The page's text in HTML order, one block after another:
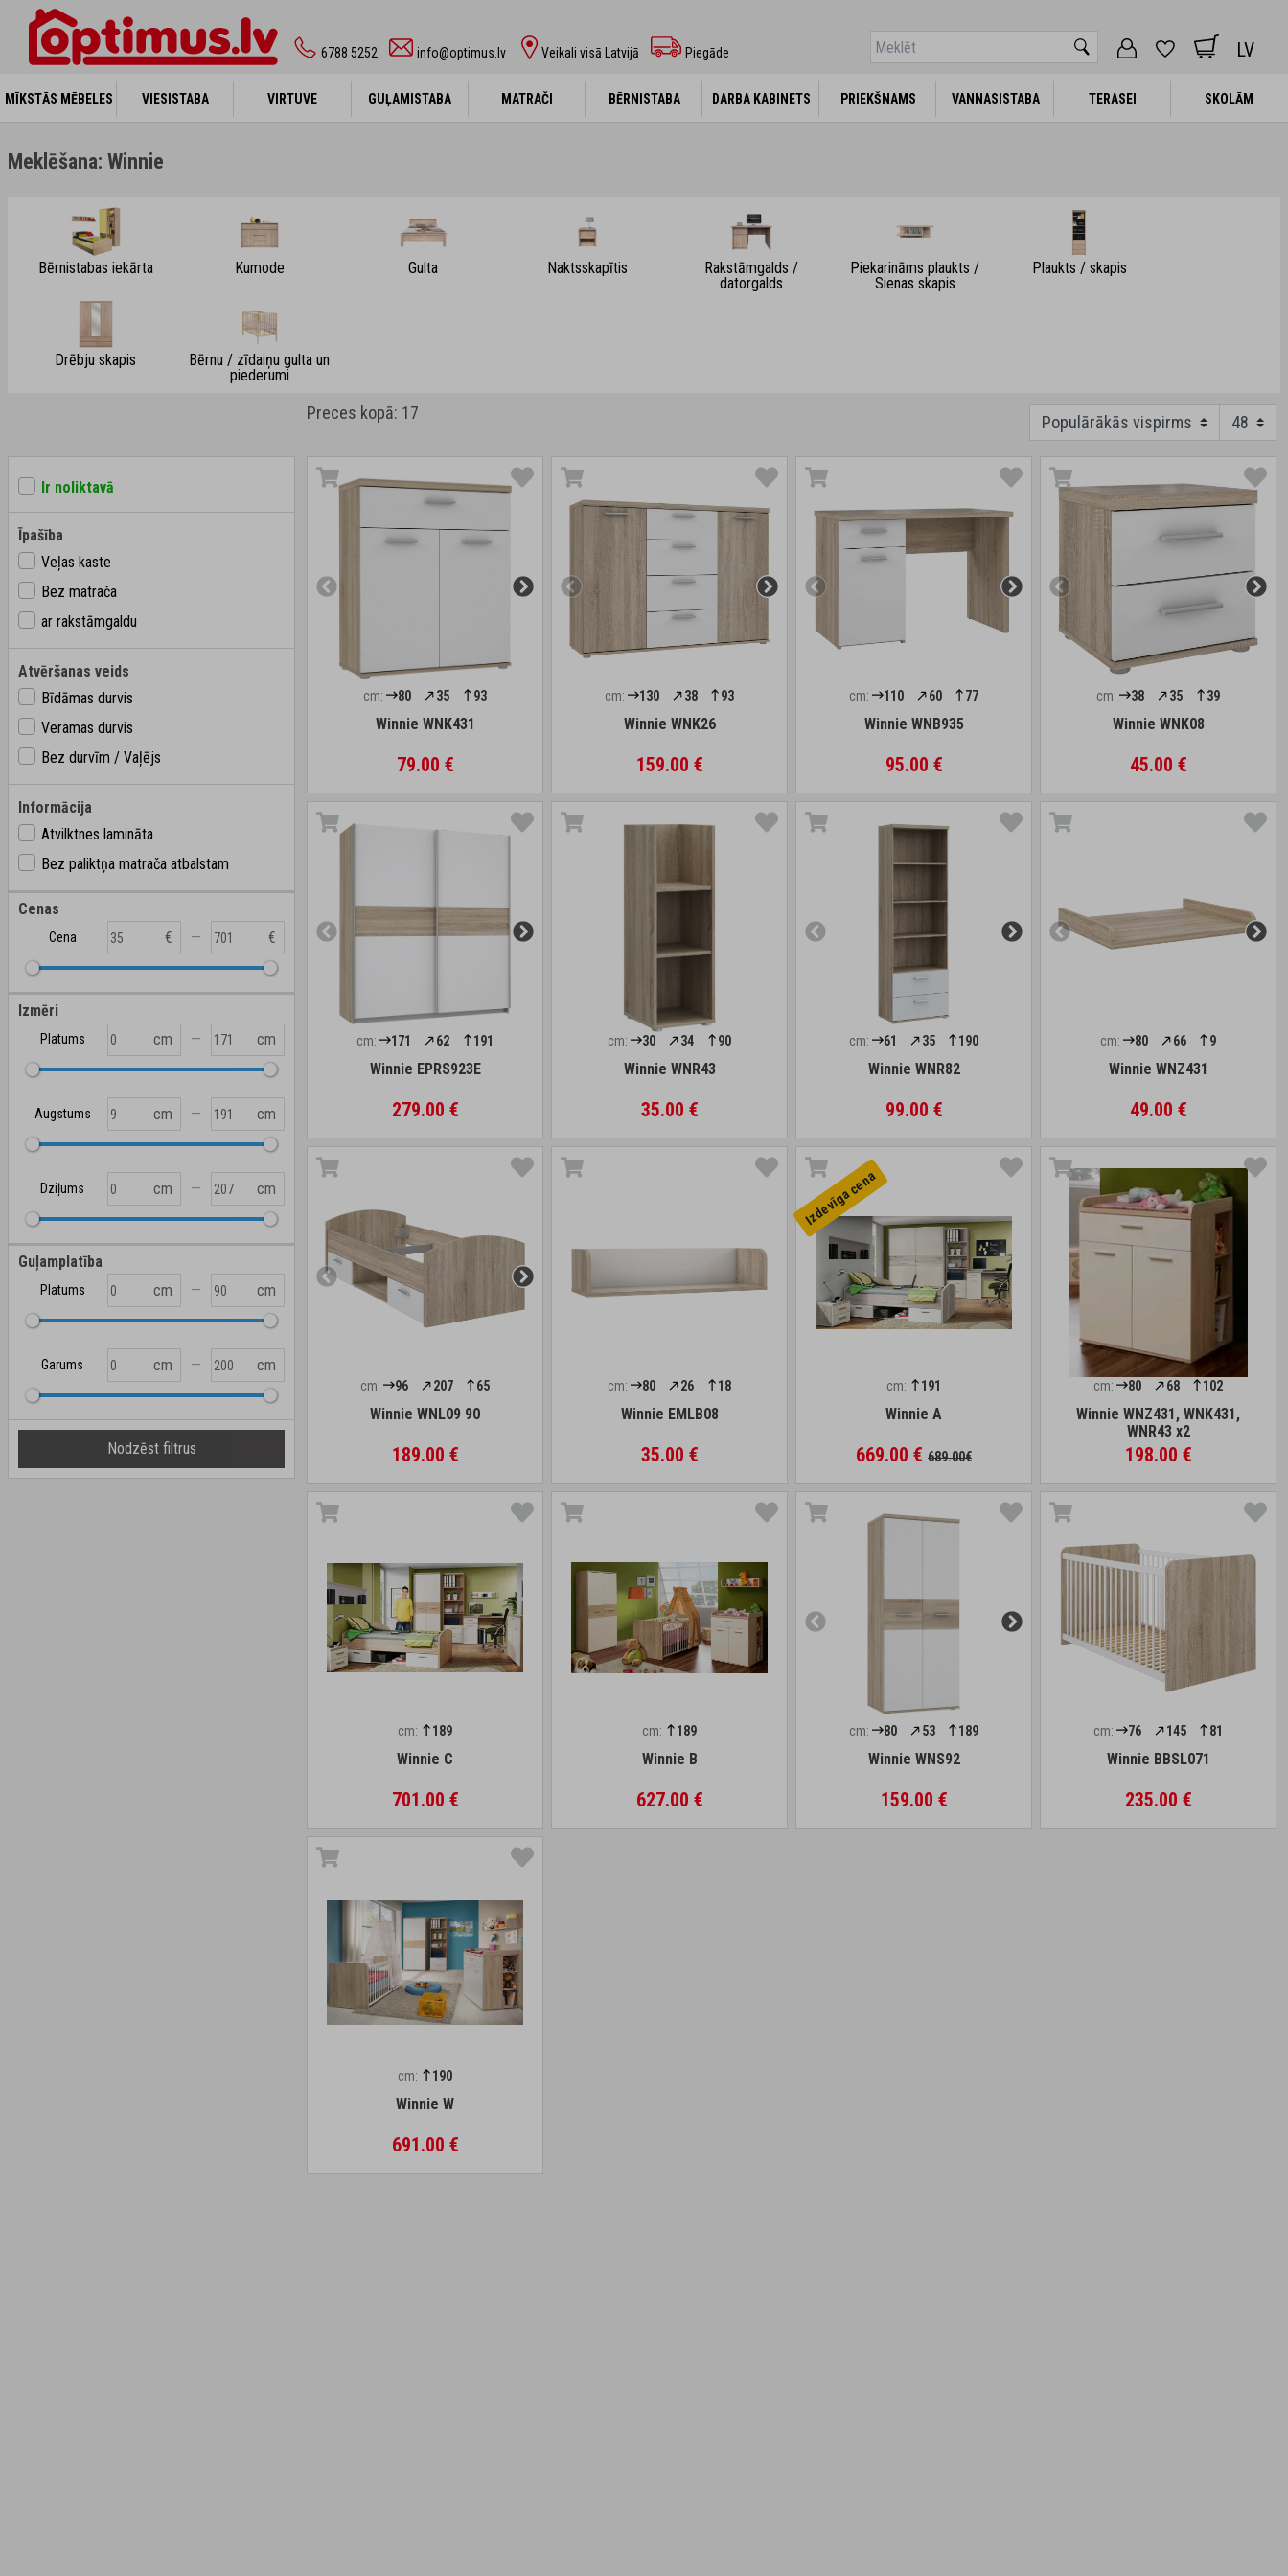
6788 5252 info@optimus.lv Veikali visā Latvijā Piegāde LV
MĪKSTĀS MĒBELES VIESISTABA VIRTUVE GUĻAMISTABA MATRAČI BĒRNISTABA DARBA KABINETS PRIEKŠNAMS VANNASISTABA TERASEI SKOLĀM
MĪKSTĀS MĒBELES VIESISTABA VIRTUVE GUĻAMISTABA MATRAČI BĒRNISTABA DARBA KABINETS PRIEKŠNAMS VANNASISTABA TERASEI SKOLĀM
Meklēšana: Winnie
Bērnistabas iekārta Kumode Gulta Naktsskapītis
Rakstāmgalds /
datorgalds
Piekarināms plaukts /
Sienas skapis
Plaukts / skapis
Drēbju skapis
Bērnu / zīdaiņu gulta un
piederumi
Ir noliktavā
Īpašība
Veļas kaste
Bez matrača
ar rakstāmgaldu
Atvēršanas veids
Bīdāmas durvis
Veramas durvis
Bez durvīm / Vaļējs
Informācija
Atvilktnes lamināta
Bez paliktņa matrača atbalstam
Cenas
Cena € — €
Izmēri
Platums cm — cm
Augstums cm — cm
Dziļums cm — cm
Guļamplatība
Platums cm — cm
Garums cm — cm
Nodzēst filtrus
Preces kopā: 17
cm: 80 35 93
Winnie WNK431
79.00 €
cm: 130 38 93
Winnie WNK26
159.00 €
cm: 110 60 77
Winnie WNB935
95.00 €
cm: 38 35 39
Winnie WNK08
45.00 €
cm: 171 62 191
Winnie EPRS923E
279.00 €
cm: 30 34 90
Winnie WNR43
35.00 €
cm: 61 35 190
Winnie WNR82
99.00 €
cm: 80 66 9
Winnie WNZ431
49.00 €
cm: 96 207 65
Winnie WNL09 90
189.00 €
cm: 80 26 18
Winnie EMLB08
35.00 €
Izdevīga cena
cm: 191
Winnie A
669.00 € 689.00€
cm: 80 68 102
Winnie WNZ431, WNK431,
WNR43 x2
198.00 €
cm: 189
Winnie C
701.00 €
cm: 189
Winnie B
627.00 €
cm: 80 53 189
Winnie WNS92
159.00 €
cm: 76 145 81
Winnie BBSL071
235.00 €
cm: 190
Winnie W
691.00 €